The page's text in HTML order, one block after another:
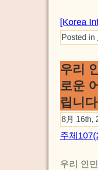
[Korea
Posted in
우리
로운
립니다
8月 16th,
주체
우리 인